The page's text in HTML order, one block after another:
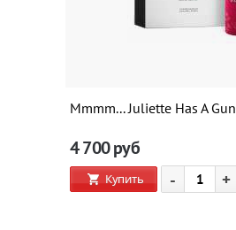
Mmmm... Juliette Has A Gun
4 700руб
Купить - +